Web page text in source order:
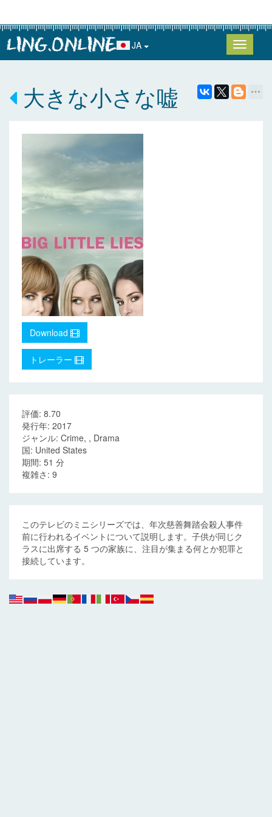
JA
大きな小さな嘘
Download
トレーラー
評価: 8.70
発行年: 2017
ジャンル: Crime, , Drama
国: United States
期間: 51 分
複雑さ: 9
このテレビのミニシリーズでは、年次慈善舞踏会殺人事件
前に行われるイベントについて説明します。子供が同じク
ラスに出席する 5 つの家族に、注目が集まる何とか犯罪と
接続しています。